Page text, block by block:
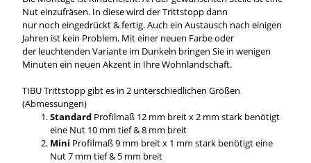
Nut einzufräsen. In diese wird der Trittstopp dann
nur noch eingedrückt & fertig. Auch ein Austausch nach einigen
Jahren ist kein Problem. Mit einer neuen Farbe oder
der leuchtenden Variante im Dunkeln bringen Sie in wenigen
Minuten ein neuen Akzent in Ihre Wohnlandschaft.
TIBU Trittstopp gibt es in 2 unterschiedlichen Größen
(Abmessungen)
StandardProfilmaß 12 mm breit x 2 mm stark benötigt
eine Nut 10 mm tief & 8 mm breit
Mini Profilmaß 9 mm breit x 1 mm stark benötigt eine
Nut 7 mm tief & 5 mm breit